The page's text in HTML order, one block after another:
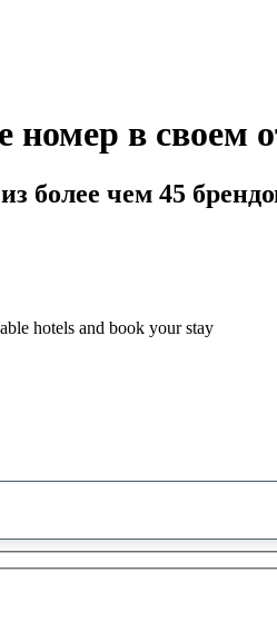
номер в своем
более чем 45
hotels and book your stay